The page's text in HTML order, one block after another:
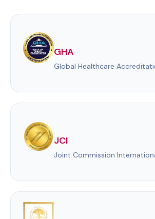
GHA
Global Healthcare
JCI
Joint Commission